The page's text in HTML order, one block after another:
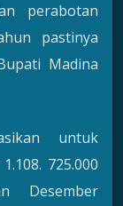
perabotan
pastinya
Madina
untuk
725.000
Desember